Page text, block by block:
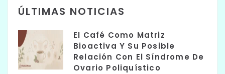
ÚLTIMAS NOTICIAS
El Café Como Matriz
Bioactiva Y Su Posible
Relación Con El Síndrome De
Ovario Poliquístico